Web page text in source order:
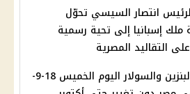
انتصار السيسي تحوّل
ملك إسبانيا إلى تحية رسمية
التقاليد المصرية
أسعار البنزين والسولار اليوم الخميس 18-9-